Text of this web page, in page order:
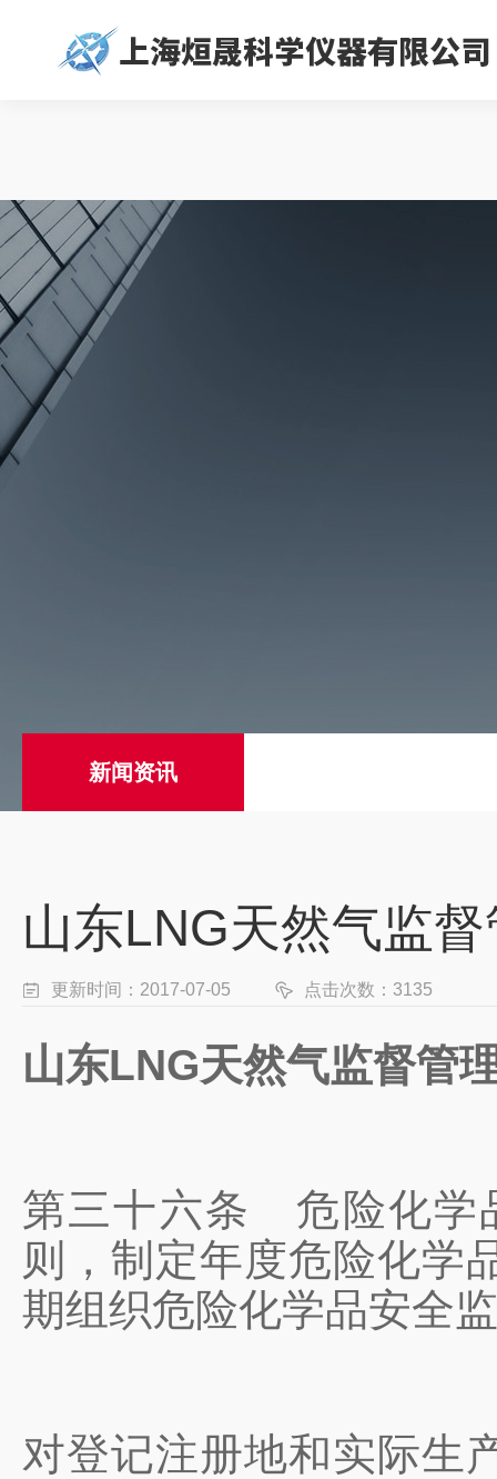
新闻资讯
山东LNG天然气监
更新时间：2017-07-05 点击次数：3135
山东LNG天然气监督管
第三十六条 危险化学
则，制定年度危险化学
期组织危险化学品安全
对登记注册地和实际生